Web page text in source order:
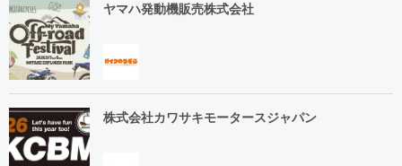
ヤマハ発動機販売株式会社
株式会社カワサキモータースジャパン